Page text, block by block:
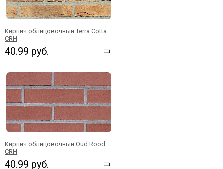
Кирпич облицовочный Terra Cotta
CRH
40.99 руб.
Кирпич облицовочный Oud Rood
CRH
40.99 руб.